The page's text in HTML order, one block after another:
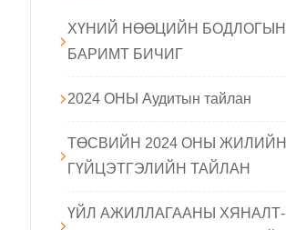
ХҮНИЙ НӨӨЦИЙН БОДЛОГЫН
БАРИМТ БИЧИГ
2024 ОНЫ Аудитын тайлан
ТӨСВИЙН 2024 ОНЫ ЖИЛИЙН
ГҮЙЦЭТГЭЛИЙН ТАЙЛАН
ҮЙЛ АЖИЛЛАГААНЫ ХЯНАЛТ-